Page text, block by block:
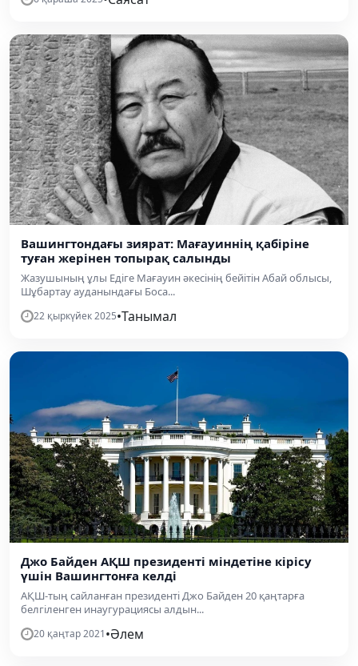
Вашингтондағы зиярат: Мағауиннің қабіріне
туған жерінен топырақ салынды
Жазушының ұлы Едіге Мағауин әкесінің бейітін Абай облысы,
Шұбартау ауданындағы Боса...
22 қыркүйек 2025•Танымал
Джо Байден АҚШ президенті міндетіне кірісу
үшін Вашингтонға келді
АҚШ-тың сайланған президенті Джо Байден 20 қаңтарға
белгіленген инаугурациясы алдын...
20 қаңтар 2021•Әлем